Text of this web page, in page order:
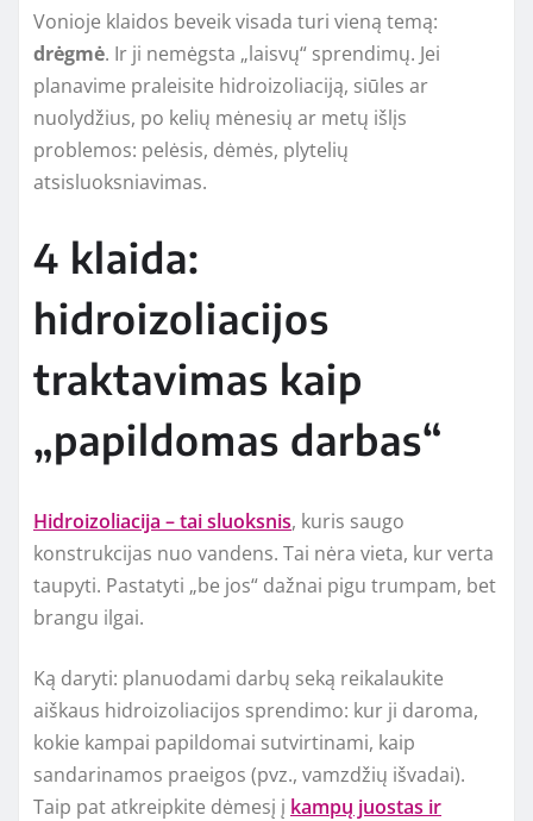
Vonioje klaidos beveik visada turi vieną temą:
drėgmė. Ir ji nemėgsta „laisvų“ sprendimų. Jei
planavime praleisite hidroizoliaciją, siūles ar
nuolydžius, po kelių mėnesių ar metų išlįs
problemos: pelėsis, dėmės, plytelių
atsisluoksniavimas.
4 klaida:
hidroizoliacijos
traktavimas kaip
„papildomas darbas“
Hidroizoliacija – tai sluoksnis, kuris saugo
konstrukcijas nuo vandens. Tai nėra vieta, kur verta
taupyti. Pastatyti „be jos“ dažnai pigu trumpam, bet
brangu ilgai.
Ką daryti: planuodami darbų seką reikalaukite
aiškaus hidroizoliacijos sprendimo: kur ji daroma,
kokie kampai papildomai sutvirtinami, kaip
sandarinamos praeigos (pvz., vamzdžių išvadai).
Taip pat atkreipkite dėmesį į kampų juostas ir